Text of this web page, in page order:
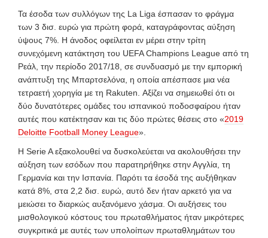
Τα έσοδα των συλλόγων της La Liga έσπασαν το φράγμα
των 3 δισ. ευρώ για πρώτη φορά, καταγράφοντας αύξηση
ύψους 7%. Η άνοδος οφείλεται εν μέρει στην τρίτη
συνεχόμενη κατάκτηση του UEFA Champions League από τη
Ρεάλ, την περίοδο 2017/18, σε συνδυασμό με την εμπορική
ανάπτυξη της Μπαρτσελόνα, η οποία απέσπασε μια νέα
τετραετή χορηγία με τη Rakuten. Αξίζει να σημειωθεί ότι οι
δύο δυνατότερες ομάδες του ισπανικού ποδοσφαίρου ήταν
αυτές που κατέκτησαν και τις δύο πρώτες θέσεις στο «2019
Deloitte Football Money League».
Η Serie A εξακολουθεί να δυσκολεύεται να ακολουθήσει την
αύξηση των εσόδων που παρατηρήθηκε στην Αγγλία, τη
Γερμανία και την Ισπανία. Παρότι τα έσοδά της αυξήθηκαν
κατά 8%, στα 2,2 δισ. ευρώ, αυτό δεν ήταν αρκετό για να
μειώσει το διαρκώς αυξανόμενο χάσμα. Οι αυξήσεις του
μισθολογικού κόστους του πρωταθλήματος ήταν μικρότερες
συγκριτικά με αυτές των υπολοίπων πρωταθλημάτων του